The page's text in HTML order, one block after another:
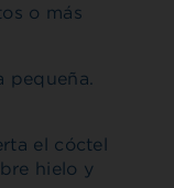
o más
pequeña.
el cóctel
hielo y